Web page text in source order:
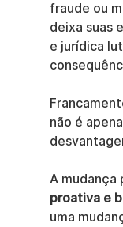
fraude ou
deixa suas
e jurídica
não é
A mudança
proativa e
uma